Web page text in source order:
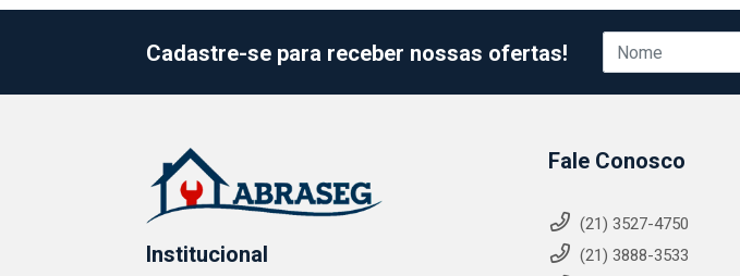
Cadastre-se para receber nossas ofertas!
Institucional
Fale Conosco
(21) 3527-4750
(21) 3888-3533